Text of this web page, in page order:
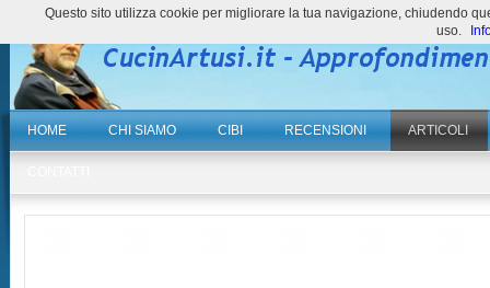
HOME CHI SIAMO CIBI RECENSIONI ARTICOLI
Questo sito utilizza cookie per migliorare la tua navigazione, chiudendo
uso.